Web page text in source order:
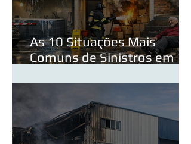
As 10 Situações Mais
Comuns de Sinistros em
Evitá‑las